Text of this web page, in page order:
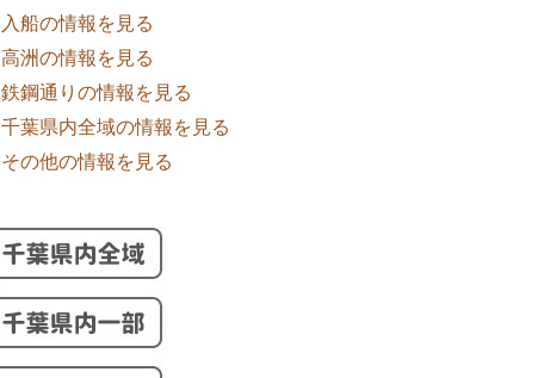
入船の情報を見る
高洲の情報を見る
鉄鋼通りの情報を見る
千葉県内全域の情報を見る
その他の情報を見る